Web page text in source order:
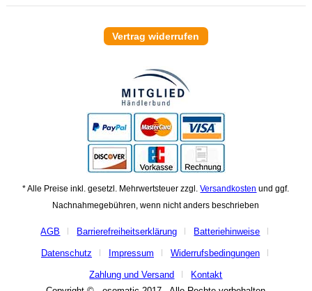
Vertrag widerrufen
* Alle Preise inkl. gesetzl. Mehrwertsteuer zzgl.Versandkosten und ggf.
Nachnahmegebühren, wenn nicht anders beschrieben
AGB Barrierefreiheitserklärung Batteriehinweise
Datenschutz Impressum Widerrufsbedingungen
Zahlung und Versand
Kontakt